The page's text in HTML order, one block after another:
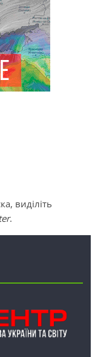
виділіть
.